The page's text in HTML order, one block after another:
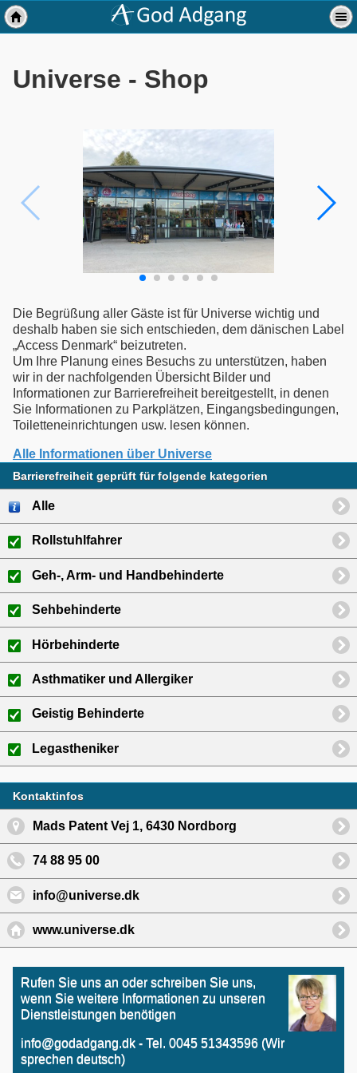
Universe - Shop
Die Begrüßung aller Gäste ist für Universe wichtig und
deshalb haben sie sich entschieden, dem dänischen Label
„Access Denmark“ beizutreten.
Um Ihre Planung eines Besuchs zu unterstützen, haben
wir in der nachfolgenden Übersicht Bilder und
Informationen zur Barrierefreiheit bereitgestellt, in denen
Sie Informationen zu Parkplätzen, Eingangsbedingungen,
Toiletteneinrichtungen usw. lesen können.
Alle Informationen über Universe
Barrierefreiheit geprüft für folgende kategorien
Alle
Rollstuhlfahrer
Geh-, Arm- und Handbehinderte
Sehbehinderte
Hörbehinderte
Asthmatiker und Allergiker
Geistig Behinderte
Legastheniker
Kontaktinfos
Mads Patent Vej 1, 6430 Nordborg
74 88 95 00
info@universe.dk
www.universe.dk
Rufen Sie uns an oder schreiben Sie uns,
wenn Sie weitere Informationen zu unseren
Dienstleistungen benötigen
info@godadgang.dk - Tel. 0045 51343596 (Wir
sprechen deutsch)